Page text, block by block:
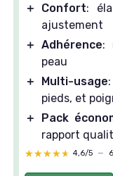
＋
Confort:
ajustement
＋ Adhérence:
peau
＋
Multi-usage
pieds, et
＋
Pack
rapport
★★★★★
★★★★★ 4,6/5 —